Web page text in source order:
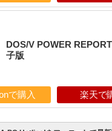
DOS/V POWER
子版
で購入 楽天で